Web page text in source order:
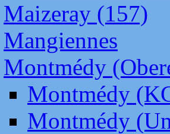
Maizeray (157)
Mangiennes
Montmédy
Montmédy
Montmédy